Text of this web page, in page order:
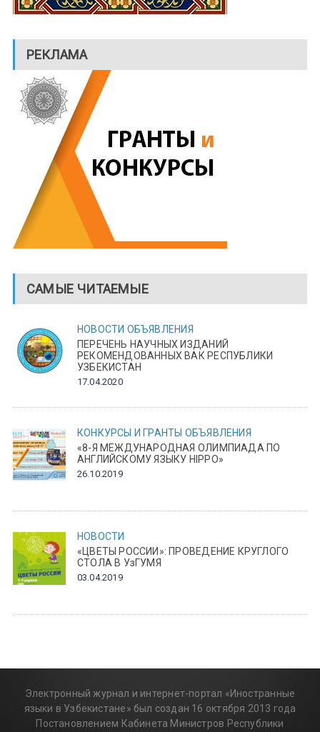
РЕКЛАМА
САМЫЕ ЧИТАЕМЫЕ
НОВОСТИ ОБЪЯВЛЕНИЯ
ПЕРЕЧЕНЬ НАУЧНЫХ ИЗДАНИЙ
РЕКОМЕНДОВАННЫХ ВАК РЕСПУБЛИКИ
УЗБЕКИСТАН
17.04.2020
КОНКУРСЫ И ГРАНТЫ ОБЪЯВЛЕНИЯ
«8-Я МЕЖДУНАРОДНАЯ ОЛИМПИАДА ПО
АНГЛИЙСКОМУ ЯЗЫКУ HIPPO»
26.10.2019
НОВОСТИ
«ЦВЕТЫ РОССИИ»: ПРОВЕДЕНИЕ КРУГЛОГО
СТОЛА В УзГУМЯ
03.04.2019
Электронный журнал и интернет-портал «Иностранные
языки в Узбекистане» был создан 16 октября 2013 года
Постановлением Кабинета Министров Республики